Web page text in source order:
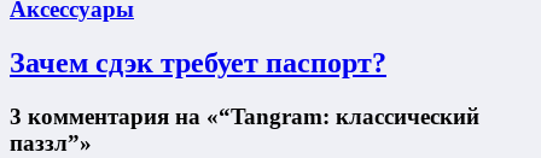
Аксессуары
Зачем сдэк требует паспорт?
3 комментария на «“Tangram: классический
паззл”»